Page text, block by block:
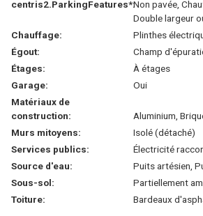
centris2.ParkingFeatures*:Non pavée,
Double largeur
Chauffage:
Plinthes
Égout:
Champ
Étages:
À étages
Garage:
Oui
Matériaux de
construction:
Aluminium,
Murs mitoyens:
Isolé (détaché)
Services publics:
Électricité
Source d'eau:
Puits artésien,
Sous-sol:
Partiellement
Toiture:
Bardeaux